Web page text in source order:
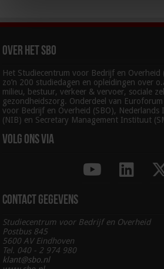
Over het SBO
Het Studiecentrum voor Bedrijf en Overheid
zo’n 200 studiedagen en opleidingen over
milieu, bestuur, verkeer & vervoer, sociale
gezondheidszorg. Onderdeel van
voor Bedrijf en Overheid (SBO),
(NIB) en Secretary Management Instituut
Volg ons via
Contact gegevens
Studiecentrum voor Bedrijf en Overheid
Postbus 845
5600 AV Eindhoven
Tel. 040 - 2 974 980
klant@sbo.nl